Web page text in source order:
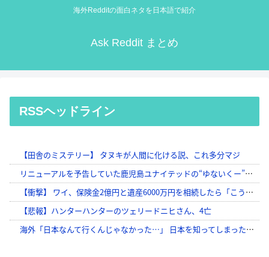
海外Redditの面白ネタを日本語で紹介
Ask Reddit まとめ
RSSヘッドライン